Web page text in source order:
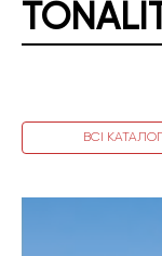
ВСІ